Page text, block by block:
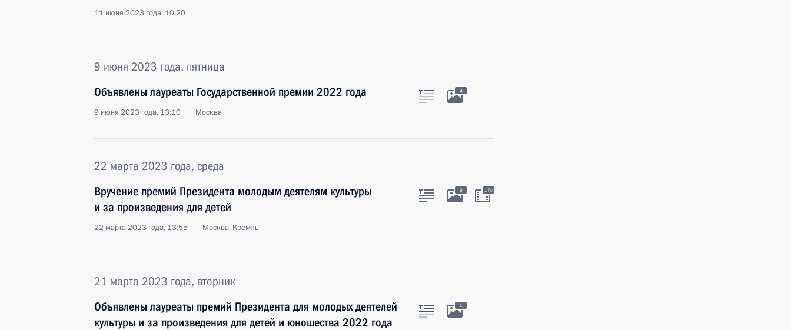
11 июня 2023 года, 10:20
9 июня 2023 года, пятница
Объявлены лауреаты Государственной премии 2022 года
9 июня 2023 года, 13:10 Москва
4
22 марта 2023 года, среда
Вручение премий Президента молодым деятелям культуры
и за произведения для детей
22 марта 2023 года, 13:55 Москва, Кремль
9 17м
21 марта 2023 года, вторник
Объявлены лауреаты премий Президента для молодых деятелей
культуры и за произведения для детей и юношества 2022 года
1